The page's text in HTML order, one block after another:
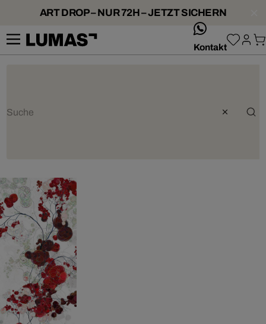
ART DROP – NUR 72H – JETZT SICHERN
Kontakt